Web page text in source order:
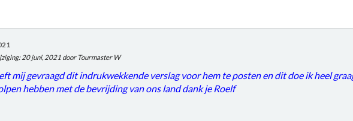
:20 juni, 2021door Tourmaster W
mij gevraagd dit indrukwekkende verslag voor hem te posten en dit doe ik heel
hebben met de bevrijding van ons land dank je Roelf